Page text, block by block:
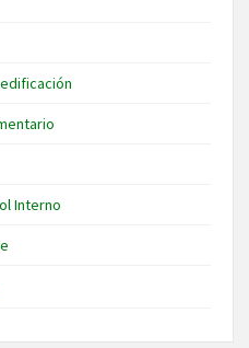
Interno